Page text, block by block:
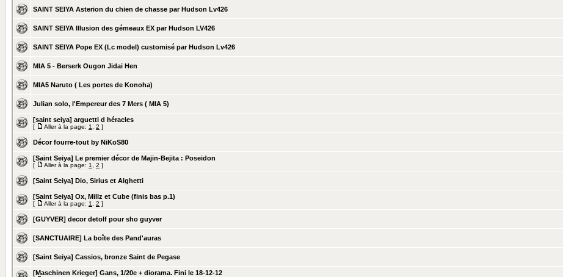
SAINT SEIYA Asterion du chien de chasse par Hudson Lv426
SAINT SEIYA Illusion des gémeaux EX par Hudson LV426
SAINT SEIYA Pope EX (Lc model) customisé par Hudson Lv426
MIA 5 - Berserk Ougon Jidai Hen
MIA5 Naruto ( Les portes de Konoha)
Julian solo, l'Empereur des 7 Mers ( MIA 5)
[saint seiya] arguetti d héracles
[ Aller à la page: 1 2 ]
Décor fourre-tout by NiKoS80
[Saint Seiya] Le premier décor de Majin-Bejita : Poseidon
[ Aller à la page: 1 2 ]
[Saint Seiya] Dio, Sirius et Alghetti
[Saint Seiya] Ox, Millz et Cube (finis bas p.1)
[ Aller à la page: 1 2 ]
[GUYVER] decor detolf pour sho guyver
[SANCTUAIRE] La boîte des Pand'auras
[Saint Seiya] Cassios, bronze Saint de Pegase
[Maschinen Krieger] Gans, 1/20e + diorama. Fini le 18-12-12